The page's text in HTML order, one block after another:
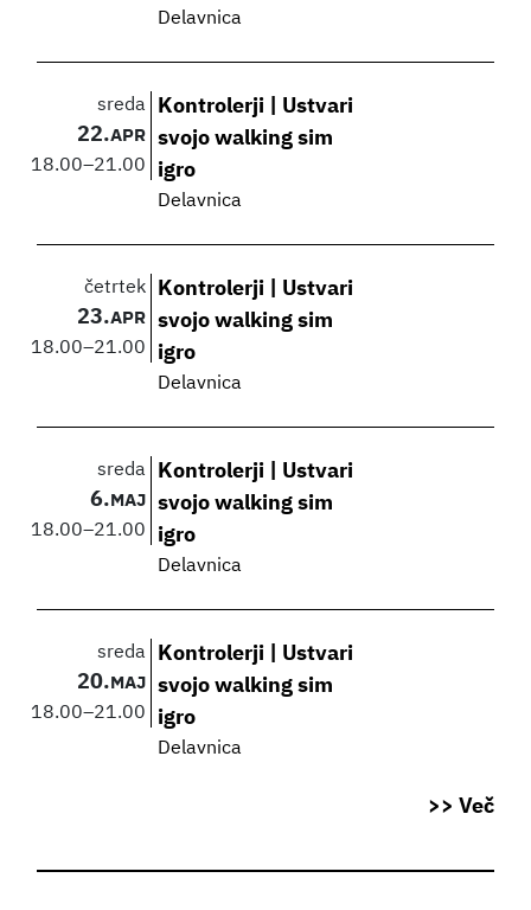
Delavnica
sreda
22.APR
18.00–21.00
Kontrolerji | Ustvari
svojo walking sim
igro
Delavnica
četrtek
23.APR
18.00–21.00
Kontrolerji | Ustvari
svojo walking sim
igro
Delavnica
sreda
6.MAJ
18.00–21.00
Kontrolerji | Ustvari
svojo walking sim
igro
Delavnica
sreda
20.MAJ
18.00–21.00
Kontrolerji | Ustvari
svojo walking sim
igro
Delavnica
>> Več